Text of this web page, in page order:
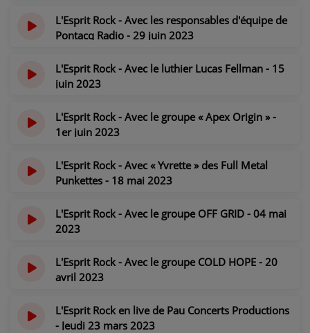
L'Esprit Rock - Avec les responsables d'équipe de
Pontacq Radio - 29 juin 2023
L'Esprit Rock - Avec le luthier Lucas Fellman - 15
juin 2023
L'Esprit Rock - Avec le groupe « Apex Origin » -
1er juin 2023
L'Esprit Rock - Avec « Yvrette » des Full Metal
Punkettes - 18 mai 2023
L'Esprit Rock - Avec le groupe OFF GRID - 04 mai
2023
L'Esprit Rock - Avec le groupe COLD HOPE - 20
avril 2023
L'Esprit Rock en live de Pau Concerts Productions
- Jeudi 23 mars 2023